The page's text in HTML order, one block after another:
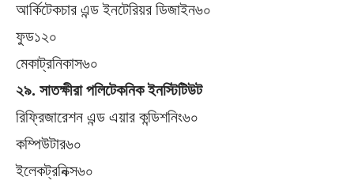
আর্কিটেকচার এন্ড ইনটেরিয়র ডিজাইন৬০
ফুড১২০
মেকাট্রনিকাস৬০
২৯. সাতক্ষীরা পলিটেকনিক ইনস্টিটিউট
রিফ্রিজারেশন এন্ড এয়ার কন্ডিশনিং৬০
কম্পিউটার৬০
ইলেকট্রনিক্স৬০